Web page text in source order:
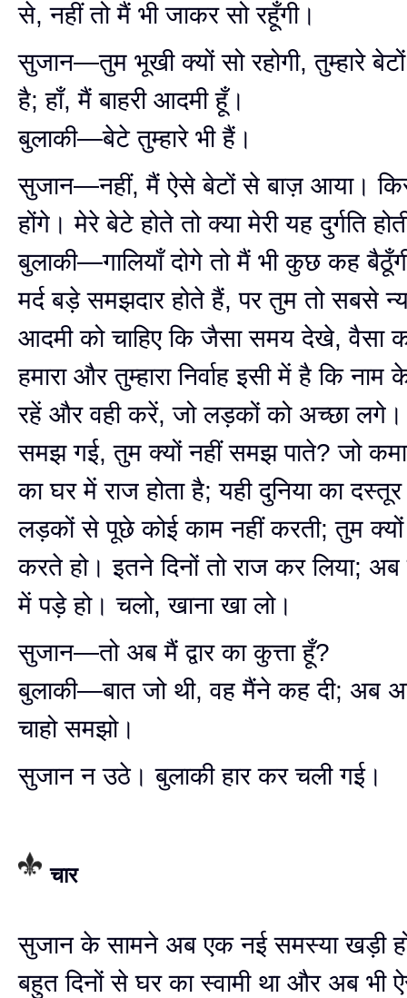
से, नहीं तो मैं भी जाकर सो रहूँगी।
सुजान—तुम भूखी क्यों सो रहोगी, तुम्हारे
है; हाँ, मैं बाहरी आदमी हूँ।
बुलाकी—बेटे तुम्हारे भी हैं।
सुजान—नहीं, मैं ऐसे बेटों से बाज़ आया।
होंगे। मेरे बेटे होते तो क्या मेरी यह दुर्गति
बुलाकी—गालियाँ दोगे तो मैं भी कुछ कह
मर्द बड़े समझदार होते हैं, पर तुम तो सबसे
आदमी को चाहिए कि जैसा समय देखे, वैसा
हमारा और तुम्हारा निर्वाह इसी में है कि
रहें और वही करें, जो लड़कों को अच्छा लगे।
समझ गई, तुम क्यों नहीं समझ पाते? जो
का घर में राज होता है; यही दुनिया का
लड़कों से पूछे कोई काम नहीं करती; तुम
करते हो। इतने दिनों तो राज कर लिया; अब
में पड़े हो। चलो, खाना खा लो।
सुजान—तो अब मैं द्वार का कुत्ता हूँ?
बुलाकी—बात जो थी, वह मैंने कह दी; अब
चाहो समझो।
सुजान न उठे। बुलाकी हार कर चली गई।
चार
सुजान के सामने अब एक नई समस्या खड़ी
बहुत दिनों से घर का स्वामी था और अब भी